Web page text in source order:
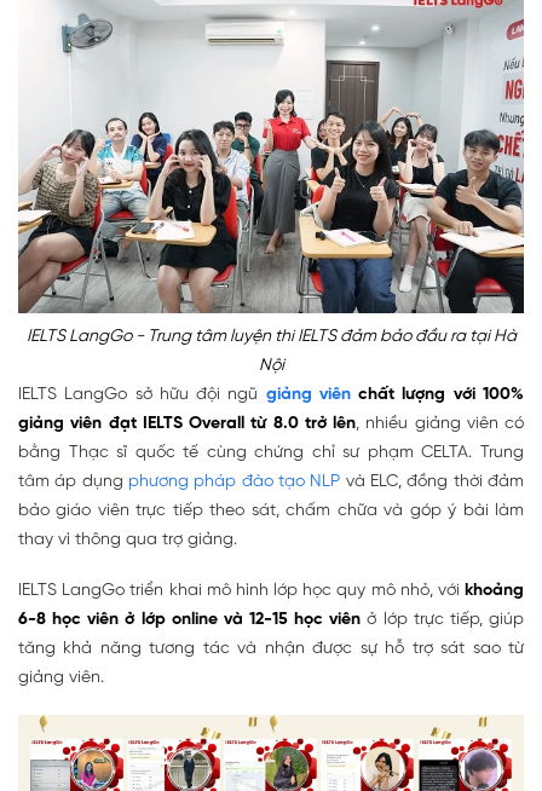
IELTS LangGo - Trung tâm luyện thi IELTS đảm bảo đầu ra tại Hà
Nội
IELTS LangGo sở hữuđội ngũ giảng viênchất lượng với 100%
giảng viên đạt IELTS Overall từ 8.0 trở lên, nhiều giảng viên có
bằng Thạc sĩ quốc tế cùng chứng chỉ sư phạm CELTA. Trung
tâm áp dụng phương pháp đào tạo NLP và ELC, đồng thời đảm
bảo giáo viên trực tiếp theo sát, chấm chữa và góp ý bài làm
thay vì thông qua trợ giảng.
IELTS LangGo triển khai mô hình lớp học quy mô nhỏ, với khoảng
6-8 học viên ở lớp online và 12-15 học viên ở lớp trực tiếp, giúp
tăng khả năng tương tác và nhận được sự hỗ trợ sát sao từ
giảng viên.